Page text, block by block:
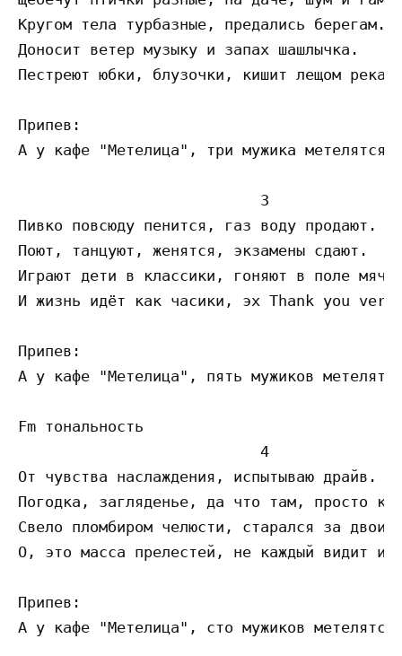
Кругом тела турбазные, предались берегам.
Доносит ветер музыку и запах шашлычка.
Пестреют юбки, блузочки, кишит лещом река.
Припев:
А у кафе "Метелица", три мужика метелятся.
                           3
Пивко повсюду пенится, газ воду продают.
Поют, танцуют, женятся, экзамены сдают.
Играют дети в классики, гоняют в поле мяч.
И жизнь идёт как часики, эх Thank you very
Припев:
А у кафе "Метелица", пять мужиков
Fm тональность
                           4
От чувства наслаждения, испытываю драйв.
Погодка, загляденье, да что там, просто
Свело пломбиром челюсти, старался за
О, это масса прелестей, не каждый видит
Припев:
А у кафе "Метелица", сто мужиков